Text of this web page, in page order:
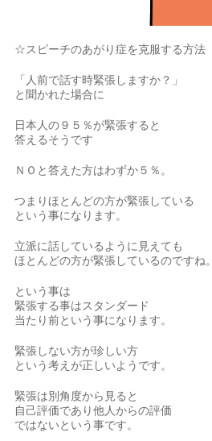
☆スピーチのあがり症を克服する方法
「人前で話す時緊張しますか？」
と聞かれた場合に
日本人の９５％が緊張すると
答えるそうです
ＮＯと答えた方はわずか５％。
つまりほとんどの方が緊張している
という事になります。
立派に話しているように見えても
ほとんどの方が緊張しているのですね。
という事は
緊張する事はスタンダード
当たり前という事になります。
緊張しない方が珍しい方
という考えが正しいようです。
緊張は別角度から見ると
自己評価であり他人からの評価
ではないという事です。